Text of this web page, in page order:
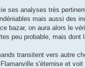
ses analyses très
mais aussi des
bazar, on aura alors le
peu probable, mais
transitent vers autre
s'éternise et